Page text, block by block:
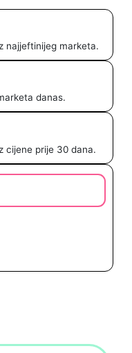
najjeftinijeg marketa.
danas.
cijene prije 30 dana.